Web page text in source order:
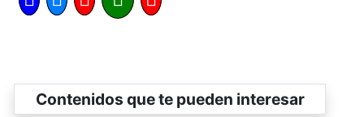
Contenidos que te pueden interesar